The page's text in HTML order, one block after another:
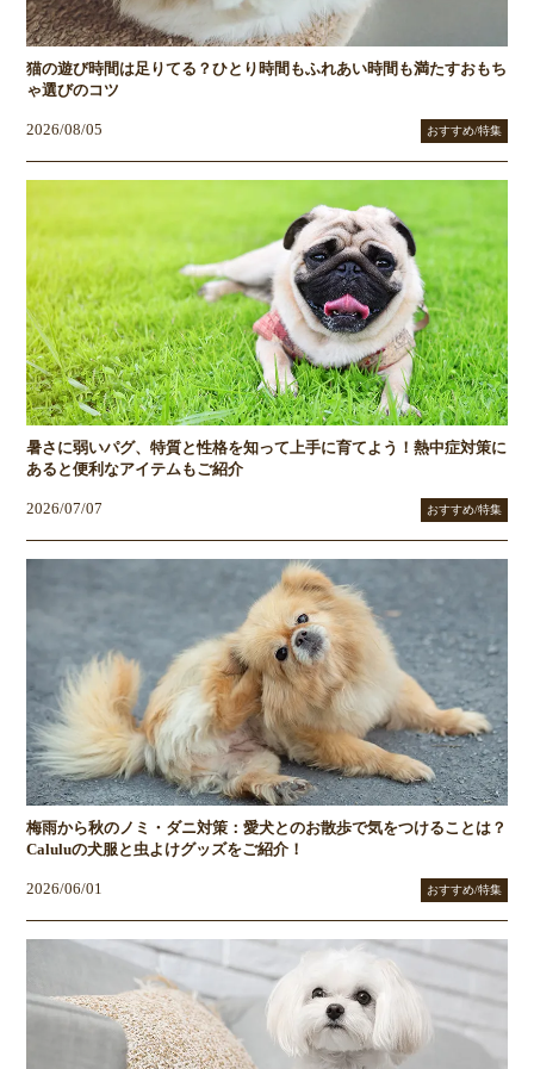
猫の遊び時間は足りてる？ひとり時間もふれあい時間も満たすおもち
ゃ選びのコツ
2026/08/05 おすすめ/特集
暑さに弱いパグ、特質と性格を知って上手に育てよう！熱中症対策に
あると便利なアイテムもご紹介
2026/07/07 おすすめ/特集
梅雨から秋のノミ・ダニ対策：愛犬とのお散歩で気をつけることは？
Caluluの犬服と虫よけグッズをご紹介！
2026/06/01 おすすめ/特集